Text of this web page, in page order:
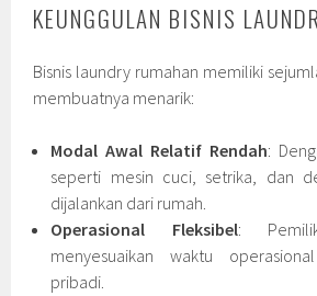
KEUNGGULAN BISNIS
Bisnis laundry rumahan memiliki
membuatnya menarik:
Modal Awal Relatif Rendah:
seperti mesin cuci, setrika, dan
dijalankan dari rumah.
Operasional Fleksibel:
menyesuaikan waktu
pribadi.